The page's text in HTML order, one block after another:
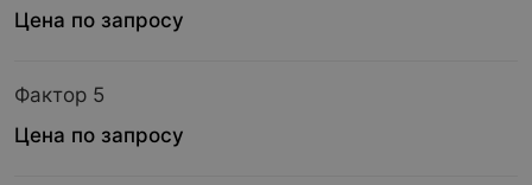
Цена по запросу
Фактор 5
Цена по запросу